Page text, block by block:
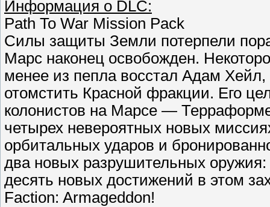
Информация о DLC:
Path To War Mission Pack
Силы защиты Земли потерпели
Марс наконец освобожден.
менее из пепла восстал Адам
отомстить Красной фракции. Его
колонистов на Марсе —
четырех невероятных новых
орбитальных ударов и
два новых разрушительных оружия:
десять новых достижений в этом
Faction: Armageddon!